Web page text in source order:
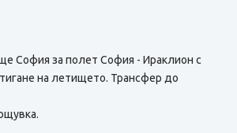
София за полет София - Ираклион с
на летището. Трансфер до